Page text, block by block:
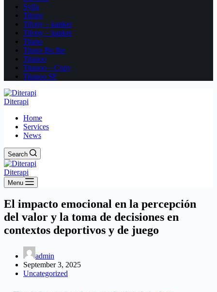
Syifa
Tifony
Tifony – kanker
Tifony – kanker
Titano
Titano Bu Ike
Titanoo
Titanoo – Copy
Titanoo SF
Diterapi
Home
Services
News
Search
Diterapi
Menu
El impacto emocional en la percepción
del valor y la toma de decisiones en
contextos deportivos y de juego
admin
September 3, 2025
Uncategorized